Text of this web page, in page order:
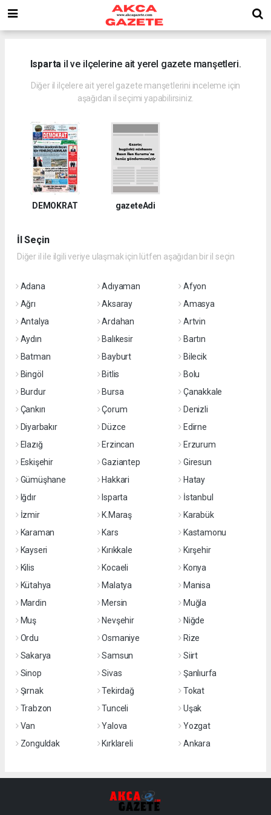
Isparta il ve ilçelerine ait yerel gazete manşetleri.
Diğer il ilçelere ait yerel gazete manşetlerini inceleme için
aşağıdan il seçimi yapabilirsiniz.
DEMOKRAT gazeteAdi
İl Seçin
Diğer il ile ilgili veriye ulaşmak için lütfen aşağıdan bir il seçin
Adana Adıyaman
Afyon
Ağrı
Aksaray
Amasya
Antalya
Ardahan
Artvin
Aydın
Balıkesir
Bartın
Batman
Bayburt
Bilecik
Bingöl
Bitlis
Bolu
Burdur
Bursa
Çanakkale
Çankırı
Çorum
Denizli
Diyarbakır
Düzce
Edirne
Elazığ
Erzincan
Erzurum
Eskişehir
Gaziantep
Giresun
Gümüşhane
Hakkari
Hatay
Iğdır
Isparta
İstanbul
İzmir
K.Maraş
Karabük
Karaman
Kars
Kastamonu
Kayseri
Kırıkkale
Kırşehir
Kilis
Kocaeli
Konya
Kütahya
Malatya
Manisa
Mardin
Mersin
Muğla
Muş
Nevşehir
Niğde
Ordu
Osmaniye
Rize
Sakarya
Samsun
Siirt
Sinop
Sivas
Şanlıurfa
Şırnak
Tekirdağ
Tokat
Trabzon
Tunceli
Uşak
Van
Yalova
Yozgat
Zonguldak
Kırklareli Ankara